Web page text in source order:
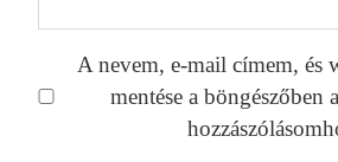
A nevem, e-mail címem, és
mentése a böngészőben